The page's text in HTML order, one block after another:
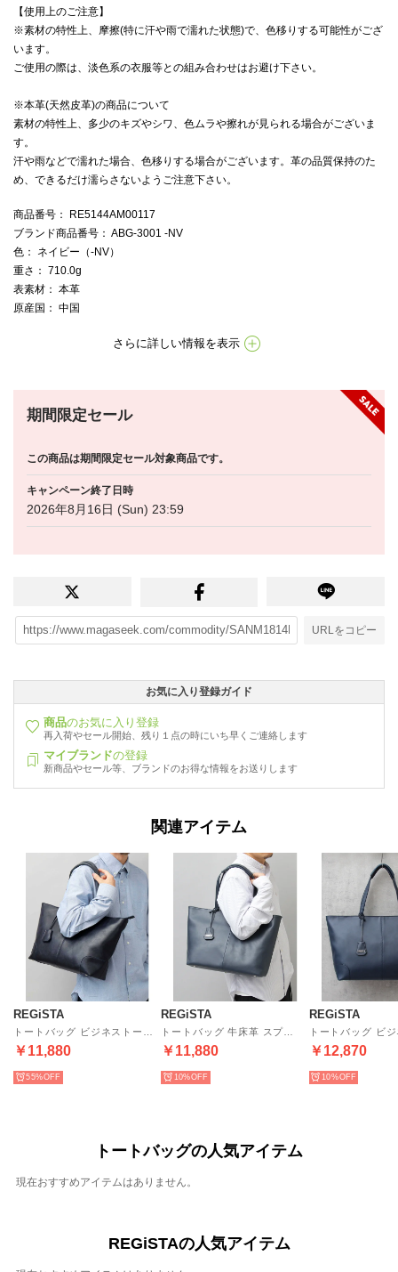
【使用上のご注意】
※素材の特性上、摩擦(特に汗や雨で濡れた状態)で、色移りする可能性がござ
います。
ご使用の際は、淡色系の衣服等との組み合わせはお避け下さい。
※本革(天然皮革)の商品について
素材の特性上、多少のキズやシワ、色ムラや擦れが見られる場合がございま
す。
汗や雨などで濡れた場合、色移りする場合がございます。革の品質保持のた
め、できるだけ濡らさないようご注意下さい。
商品番号 ： RE5144AM00117
ブランド商品番号 ： ABG-3001 -NV
色 ： ネイビー（-NV）
重さ ： 710.0g
表素材 ： 本革
原産国 ： 中国
さらに詳しい情報を表示
期間限定セール
この商品は期間限定セール対象商品です。
キャンペーン終了日時
2026年8月16日 (Sun) 23:59
URLをコピー
お気に入り登録ガイド
商品のお気に入り登録
再入荷やセール開始、残り１点の時にいち早くご連絡します
マイブランドの登録
新商品やセール等、ブランドのお得な情報をお送りします
関連アイテム
REGiSTA
￥11,880
55%
REGiSTA
￥11,880
10%
REGiSTA
￥12,870
10%
トートバッグの人気アイテム
現在おすすめアイテムはありません。
REGiSTAの人気アイテム